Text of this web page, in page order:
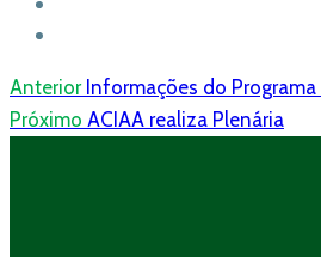
Anterior Informações do
Próximo ACIAA realiza Plenária